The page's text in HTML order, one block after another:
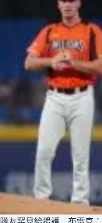
隊友罕見給援護 布雷克